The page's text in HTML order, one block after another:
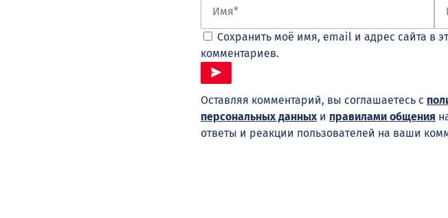
Сохранить моё имя, email и адрес сайта в
комментариев.
Оставляя комментарий, вы соглашаетесь с
персональных данныхи правилами общения
ответы и реакции пользователей на ваши